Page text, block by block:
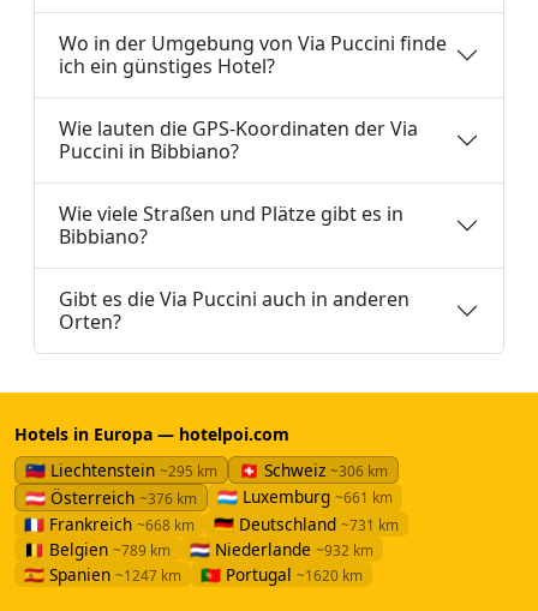
Wo in der Umgebung von Via Puccini finde
ich ein günstiges Hotel?
Wie lauten die GPS-Koordinaten der Via
Puccini in Bibbiano?
Wie viele Straßen und Plätze gibt es in
Bibbiano?
Gibt es die Via Puccini auch in anderen
Orten?
Hotels in Europa — hotelpoi.com
🇱🇮 Liechtenstein ~295 km 🇨🇭 Schweiz ~306 km
🇦🇹 Österreich ~376 km 🇱🇺 Luxemburg ~661 km
🇫🇷 Frankreich ~668 km 🇩🇪 Deutschland ~731 km
🇧🇪 Belgien ~789 km 🇳🇱 Niederlande ~932 km
🇪🇸 Spanien ~1247 km 🇵🇹 Portugal ~1620 km